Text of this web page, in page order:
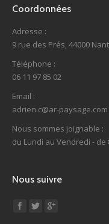
Coordonnées
Adresse :
9 rue des Prés, 44000
Téléphone :
06 11 97 85 02
Email :
adrien.c@ar-paysage.com
Nous sommes joignable :
du Lundi au Vendredi - de
Nous suivre
Find us on: